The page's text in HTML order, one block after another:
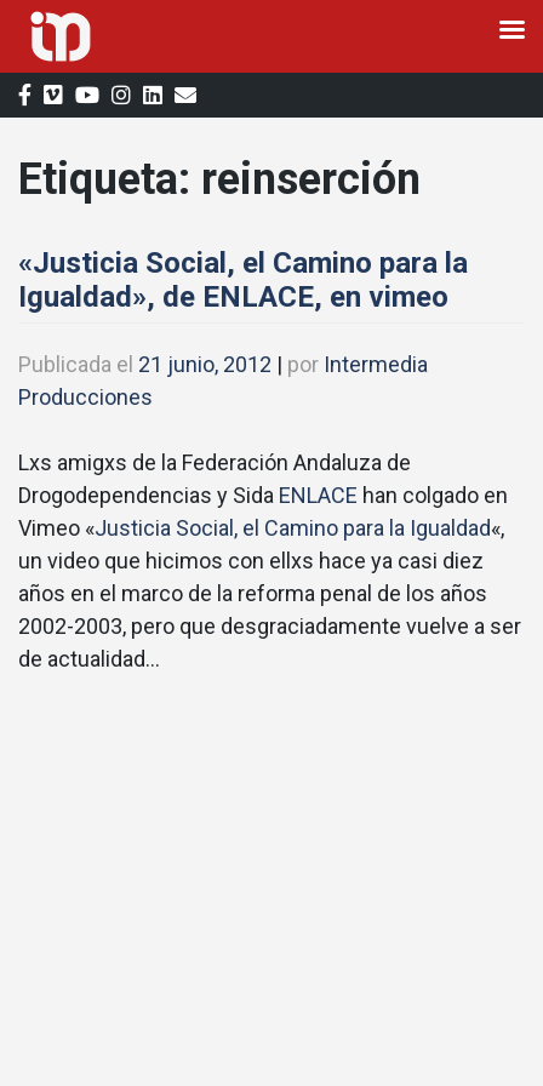
Saltar
al
Etiqueta: reinserción
«Justicia Social, el Camino para la
Igualdad», de ENLACE, en vimeo
Publicada el 21 junio, 2012 | por Intermedia
Producciones
Lxs amigxs de la Federación Andaluza de
Drogodependencias y Sida ENLACE han colgado en
Vimeo «Justicia Social, el Camino para la Igualdad«,
un video que hicimos con ellxs hace ya casi diez
años en el marco de la reforma penal de los años
2002-2003, pero que desgraciadamente vuelve a ser
de actualidad…